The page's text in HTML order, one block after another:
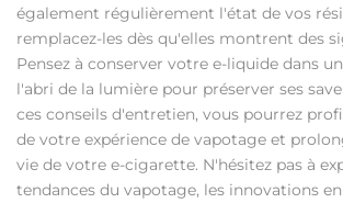
également régulièrement l'état de vos
remplacez-les dès qu'elles montrent des
Pensez à conserver votre e-liquide dans
l'abri de la lumière pour préserver ses
ces conseils d'entretien, vous pourrez
de votre expérience de vapotage et
vie de votre e-cigarette. N'hésitez pas à
tendances du vapotage, les innovations